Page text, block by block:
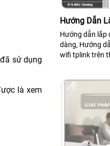
sử dụng
là xem
Hướng Dẫn
Hướng dẫn lắp
dàng, Hướng
wifi tplink trên